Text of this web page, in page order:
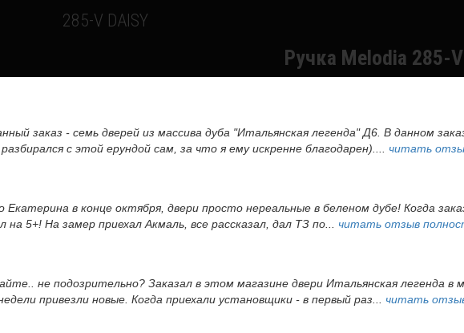
285-V DAISY
Ручка Melodia 285-
заказ - семь дверей из массива дуба "Итальянская легенда" Д6. В данном
с этой ерундой сам, за что я ему искренне благодарен).... читать
Екатерина в конце октября, двери просто нереальные в беленом дубе! Когда
5+! На замер приехал Акмаль, все рассказал, дал ТЗ по... читать отзыв
не подозрительно? Заказал в этом магазине двери Итальянская легенда
привезли новые. Когда приехали установщики - в первый раз... читать